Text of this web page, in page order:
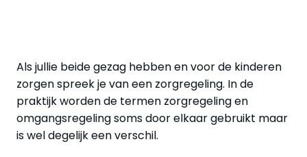
Als jullie beide gezag hebben en voor de kinderen
zorgen spreek je van een zorgregeling. In de
praktijk worden de termen zorgregeling en
omgangsregeling soms door elkaar gebruikt maar
is wel degelijk een verschil.